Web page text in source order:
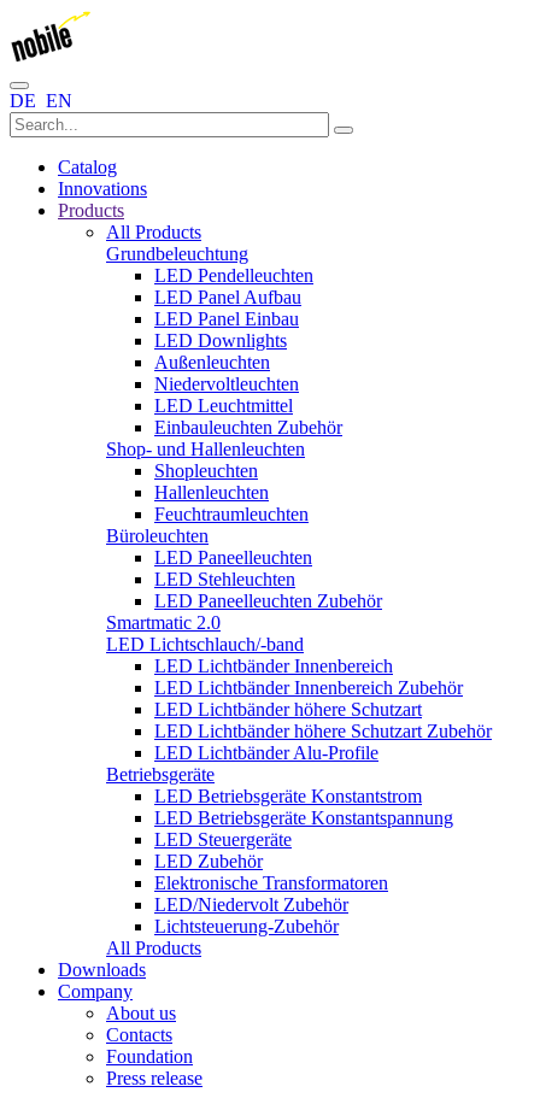
DE EN
Catalog
Innovations
Products
All Products
Grundbeleuchtung
LED Pendelleuchten
LED Panel Aufbau
LED Panel Einbau
LED Downlights
Außenleuchten
Niedervoltleuchten
LED Leuchtmittel
Einbauleuchten Zubehör
Shop- und Hallenleuchten
Shopleuchten
Hallenleuchten
Feuchtraumleuchten
Büroleuchten
LED Paneelleuchten
LED Stehleuchten
LED Paneelleuchten Zubehör
Smartmatic 2.0
LED Lichtschlauch/-band
LED Lichtbänder Innenbereich
LED Lichtbänder Innenbereich Zubehör
LED Lichtbänder höhere Schutzart
LED Lichtbänder höhere Schutzart Zubehör
LED Lichtbänder Alu-Profile
Betriebsgeräte
LED Betriebsgeräte Konstantstrom
LED Betriebsgeräte Konstantspannung
LED Steuergeräte
LED Zubehör
Elektronische Transformatoren
LED/Niedervolt Zubehör
Lichtsteuerung-Zubehör
All Products
Downloads
Company
About us
Contacts
Foundation
Press release